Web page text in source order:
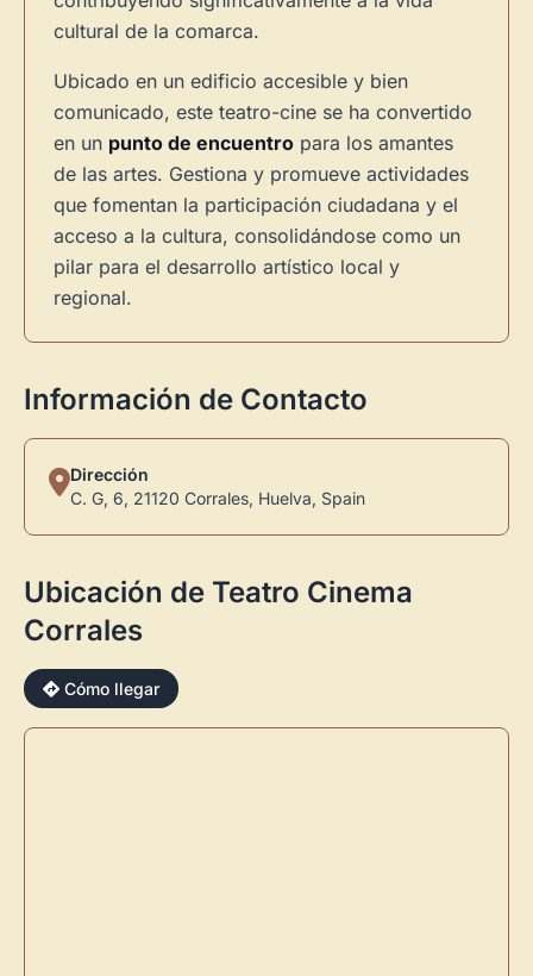
cultural de la comarca.
Ubicado en un edificio accesible y bien
comunicado, este teatro-cine se ha convertido
en un punto de encuentro para los amantes
de las artes. Gestiona y promueve actividades
que fomentan la participación ciudadana y el
acceso a la cultura, consolidándose como un
pilar para el desarrollo artístico local y
regional.
Información de Contacto
Dirección
C. G, 6, 21120 Corrales, Huelva, Spain
Ubicación de Teatro Cinema
Corrales
Cómo llegar